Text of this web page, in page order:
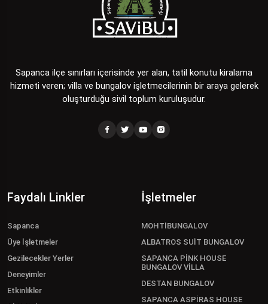
Sapanca ilçe sınırları içerisinde yer alan, tatil konutu kiralama
hizmeti veren; villa ve bungalov işletmecilerinin bir araya gelerek
oluşturduğu sivil toplum kuruluşudur.
Faydalı Linkler
Sapanca
Üye İşletmeler
Gezilecekler Yerler
Deneyimler
Etkinlikler
İşletmeler
MOHTİBUNGALOV
ALBATROS SUİT BUNGALOV
SAPANCA PİNK HOUSE
BUNGALOV VİLLA
DESTAN BUNGALOV
SAPANCA ASPİRAS HOUSE